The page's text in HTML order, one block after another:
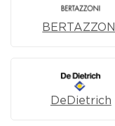
BERTAZZONI
DeDietrich